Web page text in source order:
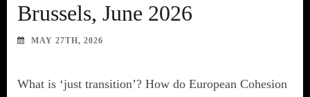
Brussels, June 2026
MAY 27TH, 2026
What is ‘just transition’? How do European Cohesion